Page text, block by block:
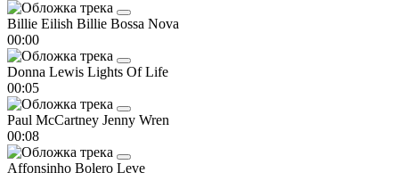
Billie Eilish Billie Bossa Nova
00:00
Donna Lewis Lights Of Life
00:05
Paul McCartney Jenny Wren
00:08
Affonsinho Bolero Leve